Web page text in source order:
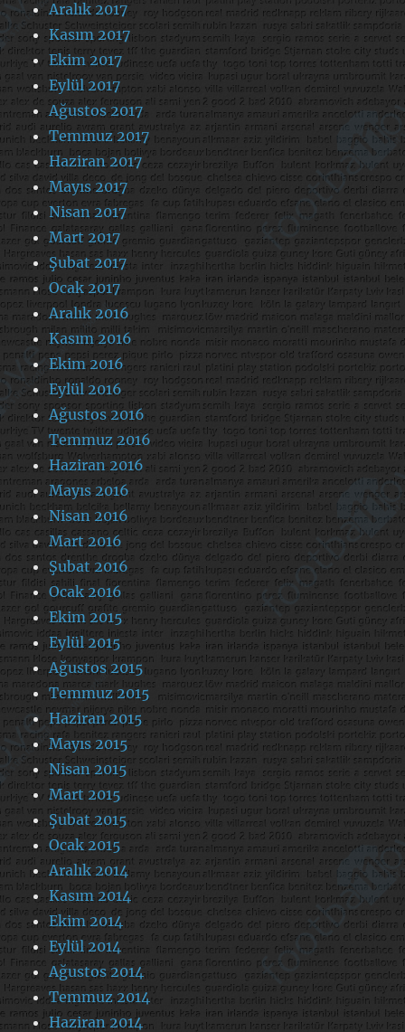
Aralık 2017
Kasım 2017
Ekim 2017
Eylül 2017
Ağustos 2017
Temmuz 2017
Haziran 2017
Mayıs 2017
Nisan 2017
Mart 2017
Şubat 2017
Ocak 2017
Aralık 2016
Kasım 2016
Ekim 2016
Eylül 2016
Ağustos 2016
Temmuz 2016
Haziran 2016
Mayıs 2016
Nisan 2016
Mart 2016
Şubat 2016
Ocak 2016
Ekim 2015
Eylül 2015
Ağustos 2015
Temmuz 2015
Haziran 2015
Mayıs 2015
Nisan 2015
Mart 2015
Şubat 2015
Ocak 2015
Aralık 2014
Kasım 2014
Ekim 2014
Eylül 2014
Ağustos 2014
Temmuz 2014
Haziran 2014